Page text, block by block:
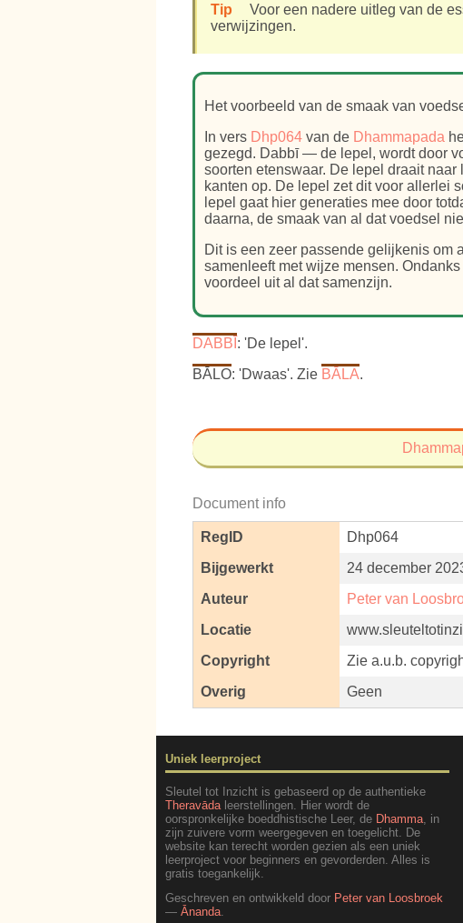
Tip
Voor een nadere uitleg van de
verwijzingen.
Het voorbeeld van de smaak van
In vers Dhp064 van de Dhammapada
gezegd. Dabbī — de lepel, wordt door
soorten etenswaar. De lepel draait
kanten op. De lepel zet dit voor allerlei
lepel gaat hier generaties mee door
daarna, de smaak van al dat voedsel
Dit is een zeer passende gelijkenis om
samenleeft met wijze mensen.
voordeel uit al dat samenzijn.
DABBĪ : 'De lepel'.
BĀLO: 'Dwaas'. Zie BĀLA.
Document info
RegID
Dhp064
Bijgewerkt
24 december
Auteur
Peter van
Locatie
Copyright
Zie a.u.b.
Overig
Geen
Uniek leerproject
Sleutel tot Inzicht is gebaseerd op de authentieke
Theravāda leerstellingen. Hier wordt de
oorspronkelijke boeddhistische Leer, de Dhamma , in
zijn zuivere vorm weergegeven en toegelicht. De
website kan terecht worden gezien als een uniek
leerproject voor beginners en gevorderden. Alles is
gratis toegankelijk.
Geschreven en ontwikkeld door Peter van Loosbroek
— Ānanda.